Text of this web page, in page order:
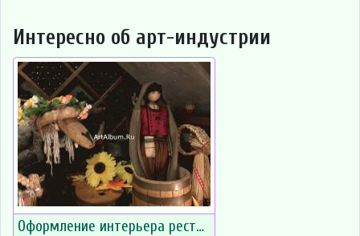
Интересно об арт-индустрии
Оформление интерьера ресторана в Москве